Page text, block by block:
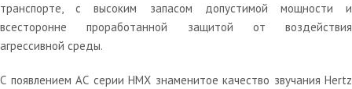
транспорте, с высоким запасом допустимой мощности и
всесторонне проработанной защитой от воздействия
агрессивной среды.
С появлением АС серии HMX знаменитое качество звучания Hertz